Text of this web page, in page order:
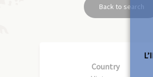
Back to search
Country